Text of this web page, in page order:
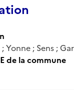
Yonne ; Sens ;
de la commune